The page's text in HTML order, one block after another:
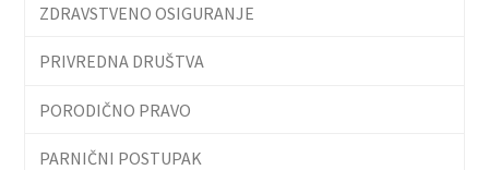
ZDRAVSTVENO OSIGURANJE
PRIVREDNA DRUŠTVA
PORODIČNO PRAVO
PARNIČNI POSTUPAK